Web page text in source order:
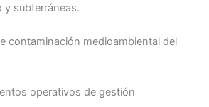
y subterráneas.
contaminación medioambiental del
operativos de gestión